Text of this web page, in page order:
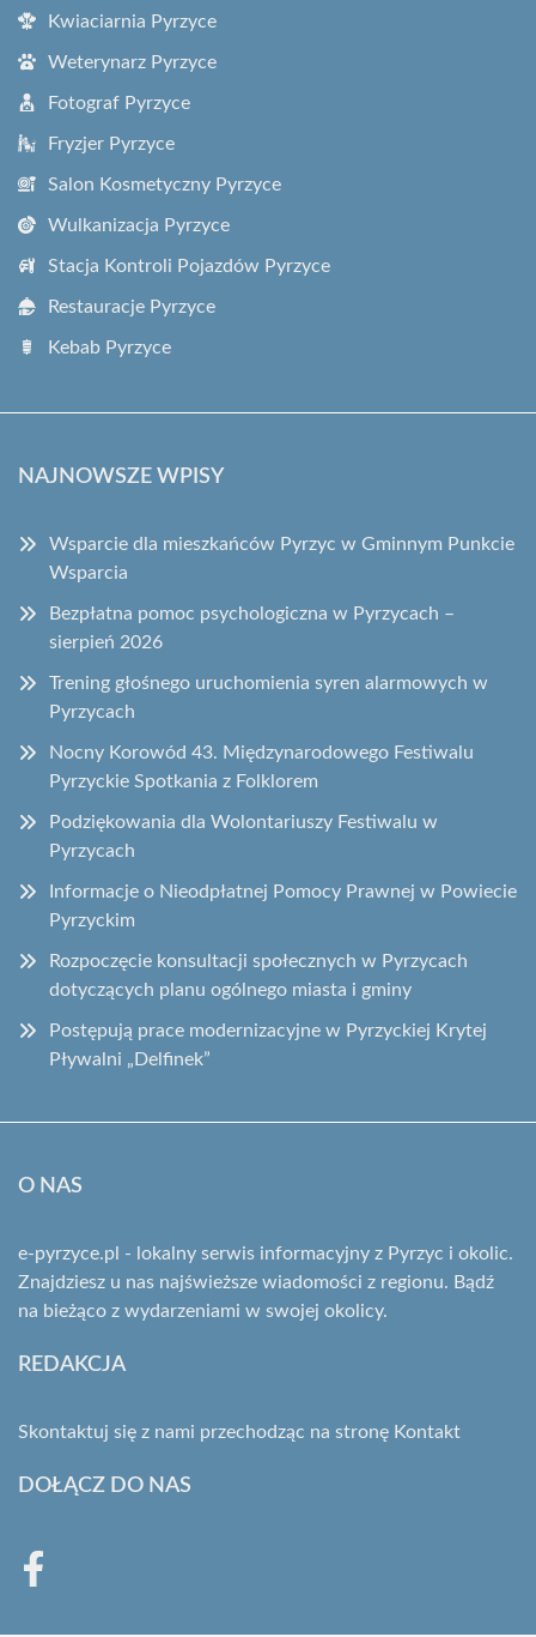
Kwiaciarnia Pyrzyce
Weterynarz Pyrzyce
Fotograf Pyrzyce
Fryzjer Pyrzyce
Salon Kosmetyczny Pyrzyce
Wulkanizacja Pyrzyce
Stacja Kontroli Pojazdów Pyrzyce
Restauracje Pyrzyce
Kebab Pyrzyce
NAJNOWSZE WPISY
Wsparcie dla mieszkańców Pyrzyc w Gminnym Punkcie
Wsparcia
Bezpłatna pomoc psychologiczna w Pyrzycach –
sierpień 2026
Trening głośnego uruchomienia syren alarmowych w
Pyrzycach
Nocny Korowód 43. Międzynarodowego Festiwalu
Pyrzyckie Spotkania z Folklorem
Podziękowania dla Wolontariuszy Festiwalu w
Pyrzycach
Informacje o Nieodpłatnej Pomocy Prawnej w Powiecie
Pyrzyckim
Rozpoczęcie konsultacji społecznych w Pyrzycach
dotyczących planu ogólnego miasta i gminy
Postępują prace modernizacyjne w Pyrzyckiej Krytej
Pływalni „Delfinek”
O NAS
e-pyrzyce.pl - lokalny serwis informacyjny z Pyrzyc i okolic.
Znajdziesz u nas najświeższe wiadomości z regionu. Bądź
na bieżąco z wydarzeniami w swojej okolicy.
REDAKCJA
Skontaktuj się z nami przechodząc na stronę Kontakt
DOŁĄCZ DO NAS